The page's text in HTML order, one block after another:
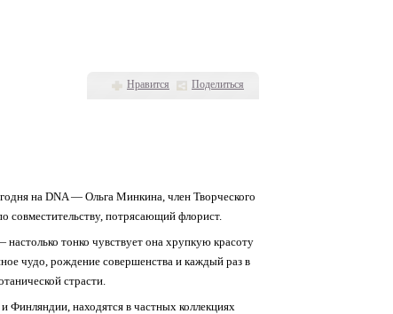
Нравится Поделиться
на DNA — Ольга Минкина, член Творческого
потрясающий флорист.
тонко чувствует она хрупкую красоту
чудо, рождение совершенства и каждый раз в
страсти.
Финляндии, находятся в частных коллекциях